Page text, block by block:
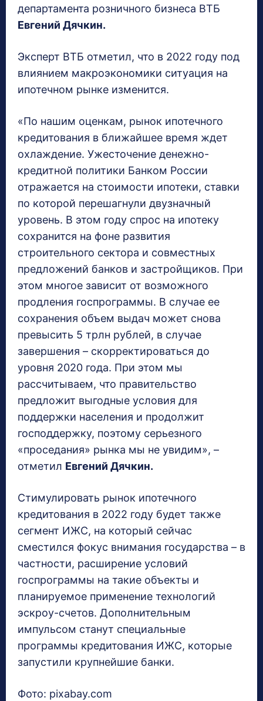
департамента розничного бизнеса ВТБ
Евгений Дячкин.
Эксперт ВТБ отметил, что в 2022 году под
влиянием макроэкономики ситуация на
ипотечном рынке изменится.
«По нашим оценкам, рынок ипотечного
кредитования в ближайшее время ждет
охлаждение. Ужесточение денежно-
кредитной политики Банком России
отражается на стоимости ипотеки, ставки
по которой перешагнули двузначный
уровень. В этом году спрос на ипотеку
сохранится на фоне развития
строительного сектора и совместных
предложений банков и застройщиков. При
этом многое зависит от возможного
продления госпрограммы. В случае ее
сохранения объем выдач может снова
превысить 5 трлн рублей, в случае
завершения – скорректироваться до
уровня 2020 года. При этом мы
рассчитываем, что правительство
предложит выгодные условия для
поддержки населения и продолжит
господдержку, поэтому серьезного
«проседания» рынка мы не увидим», –
отметил Евгений Дячкин.
Стимулировать рынок ипотечного
кредитования в 2022 году будет также
сегмент ИЖС, на который сейчас
сместился фокус внимания государства – в
частности, расширение условий
госпрограммы на такие объекты и
планируемое применение технологий
эскроу-счетов. Дополнительным
импульсом станут специальные
программы кредитования ИЖС, которые
запустили крупнейшие банки.
Фото: pixabay.com